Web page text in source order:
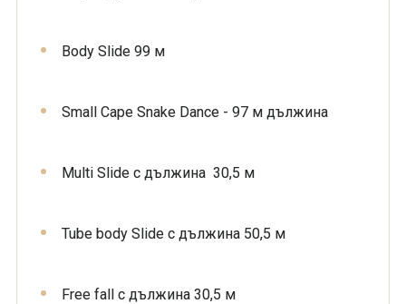
Body Slide 99 м
Small Cape Snake Dance - 97 м дължина
Multi Slide с дължина 30,5 м
Tube body Slide с дължина 50,5 м
Free fall с дължина 30,5 м